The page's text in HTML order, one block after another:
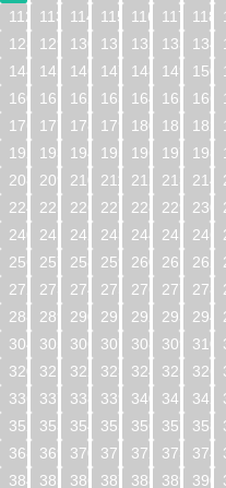
112
113 114 115 116 117 118
128
129 130 131 132 133 134
144
145 146 147 148 149 150
160
161 162 163 164 165 166
176
177 178 179 180 181 182
192
193 194 195 196 197 198
208
209 210 211 212 213 214
224
225 226 227 228 229 230
240
241 242 243 244 245 246
256
257 258 259 260 261 262
272
273 274 275 276 277 278
288
289 290 291 292 293 294
304
305 306 307 308 309 310
320
321 322 323 324 325 326
336
337 338 339 340 341 342
352
353 354 355 356 357 358
368
369 370 371 372 373 374
384
385 386 387 388 389 390